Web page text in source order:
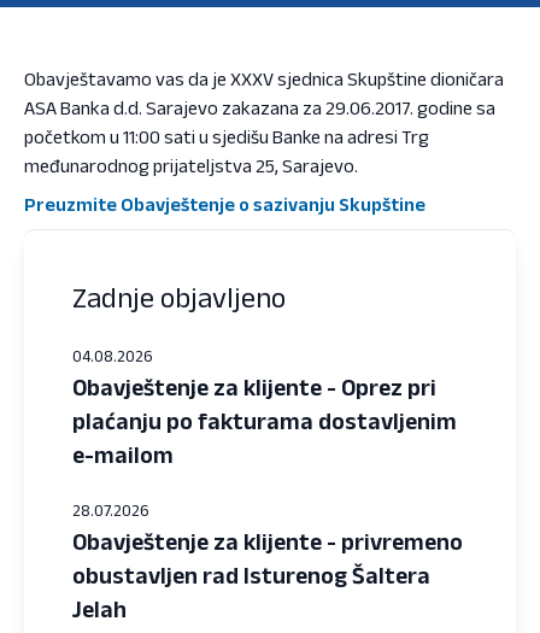
Obavještavamo vas da je XXXV sjednica Skupštine dioničara
ASA Banka d.d. Sarajevo zakazana za 29.06.2017. godine sa
početkom u 11:00 sati u sjedišu Banke na adresi Trg
međunarodnog prijateljstva 25, Sarajevo.
Preuzmite Obavještenje o sazivanju Skupštine
Zadnje objavljeno
04.08.2026
Obavještenje za klijente - Oprez pri
plaćanju po fakturama dostavljenim
e-mailom
28.07.2026
Obavještenje za klijente - privremeno
obustavljen rad Isturenog Šaltera
Jelah